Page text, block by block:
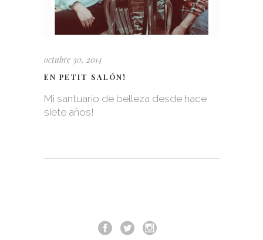
octubre 30, 2014
EN PETIT SALÓN!
Mi santuario de belleza desde hace
siete años!